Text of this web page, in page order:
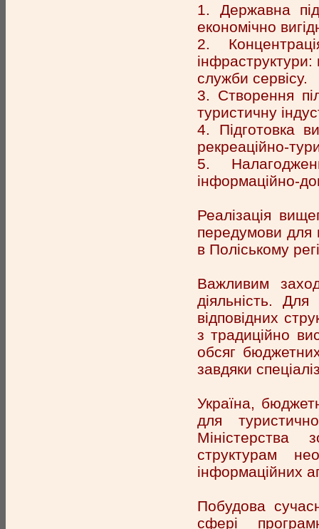
1. Державна
економічно
2.
інфраструктури:
служби сервісу.
3. Створення
туристичну
4. Підготовка
рекреаційно-
5.
інформаційно-
Реалізація
передумови для
в Поліському
Важливим
діяльність.
відповідних
з традиційно
обсяг
завдяки
Україна,
для
Міністерства
структурам
інформаційних
Побудова
сфері